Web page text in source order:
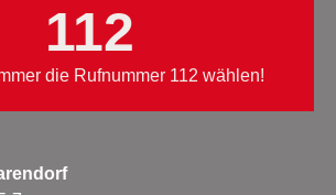
112
die Rufnummer 112 wählen!